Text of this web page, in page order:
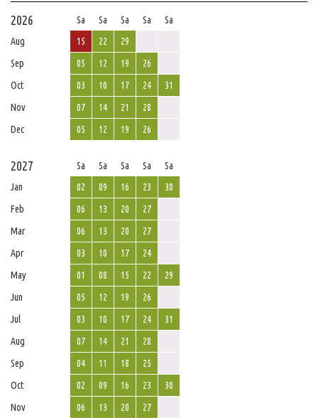
2026
Sa Sa Sa Sa
Sa
Aug
15 22
29
Sep
05 12 19
26
Oct
03 10 17 24
31
Nov
07 14 21
28
Dec
05 12 19 26
2027 Sa Sa Sa Sa
Sa
Jan
02 09 16 23
30
Feb
06 13 20
27
Mar
06 13 20
27
Apr
03 10 17
24
May
01 08 15 22
29
Jun
05 12 19
26
Jul
03 10 17 24
31
Aug
07 14 21
28
Sep
04 11 18
25
Oct
02 09 16 23
30
Nov
06 13 20
27